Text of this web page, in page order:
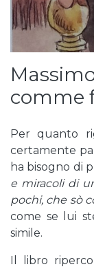
comme
Per quanto
certamente
ha bisogno di
e miracoli di
pochi, che sò
come se lui
simile.
Il libro